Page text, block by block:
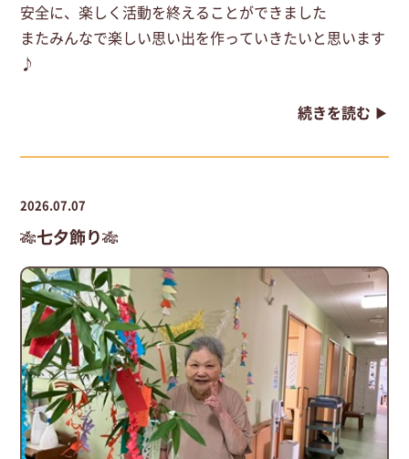
安全に、楽しく活動を終えることができました
またみんなで楽しい思い出を作っていきたいと思います
♪
続きを読む ▶
2026.07.07
🎋七夕飾り🎋